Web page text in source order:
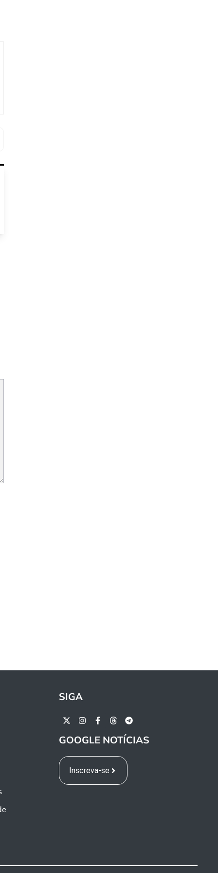
SIGA
GOOGLE NOTÍCIAS
Inscreva-se